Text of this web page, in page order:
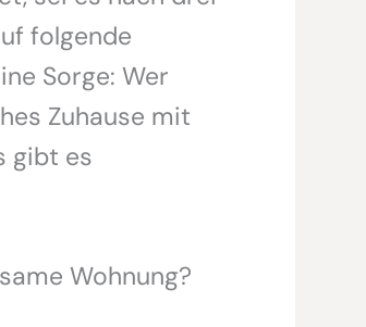
folgende
Sorge: Wer
Zuhause mit
gibt es
Wohnung?